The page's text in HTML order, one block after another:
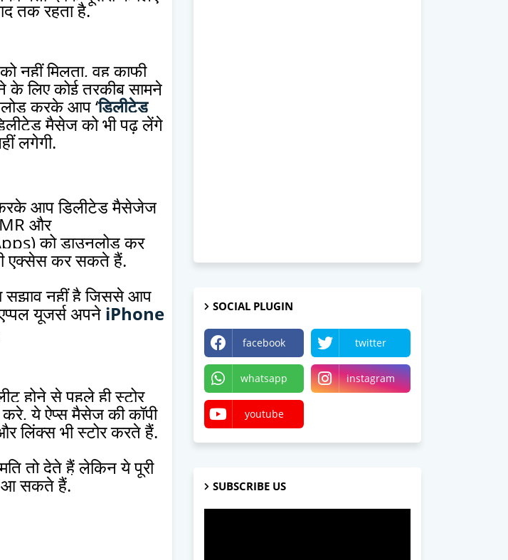
तक रहता है.
मिलता, वह काफी
के लिए कोई तरकीब सामने
करके आप ‘डिलीटेड
मैसेज को भी पढ़ लेंगे
लगेगी.
करके आप डिलीटेड मैसेजेज
और
को डाउनलोड कर
एक्सेस कर सकते हैं.
सुझाव नहीं है जिससे आप
यूजर्स अपने iPhone
होने से पहले ही स्टोर
ये ऐप्स मैसेज की कॉपी
लिंक्स भी स्टोर करते हैं.
तो देते हैं लेकिन ये पूरी
आ सकते हैं.
SOCIAL PLUGIN
facebook twitter
whatsapp instagram
youtube
SUBSCRIBE US